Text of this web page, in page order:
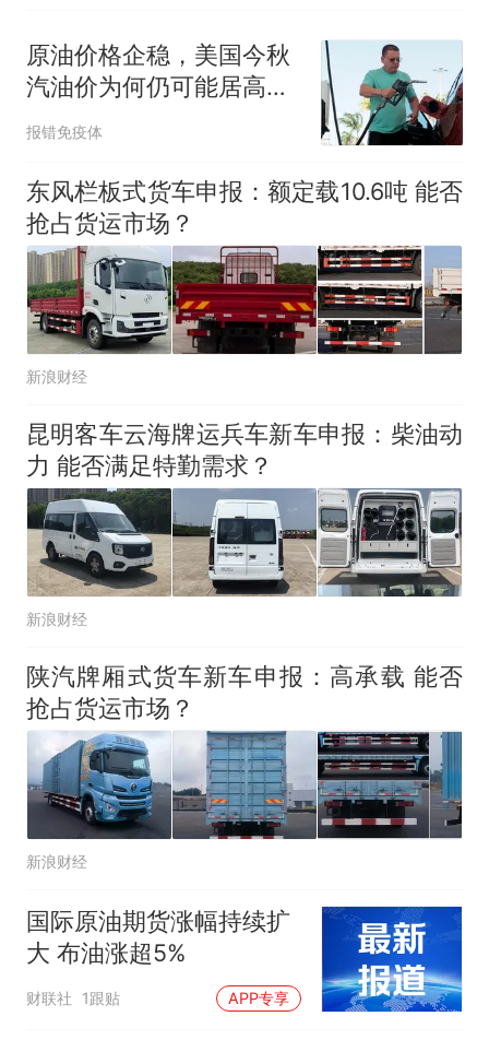
原油价格企稳，美国今秋
汽油价为何仍可能居高不
报错免疫体
东风栏板式货车申报：额定载10.6吨 能否
抢占货运市场？
新浪财经
昆明客车云海牌运兵车新车申报：柴油动
力 能否满足特勤需求？
新浪财经
陕汽牌厢式货车新车申报：高承载 能否
抢占货运市场？
新浪财经
国际原油期货涨幅持续扩
大 布油涨超5%
财联社 1跟贴 APP专享